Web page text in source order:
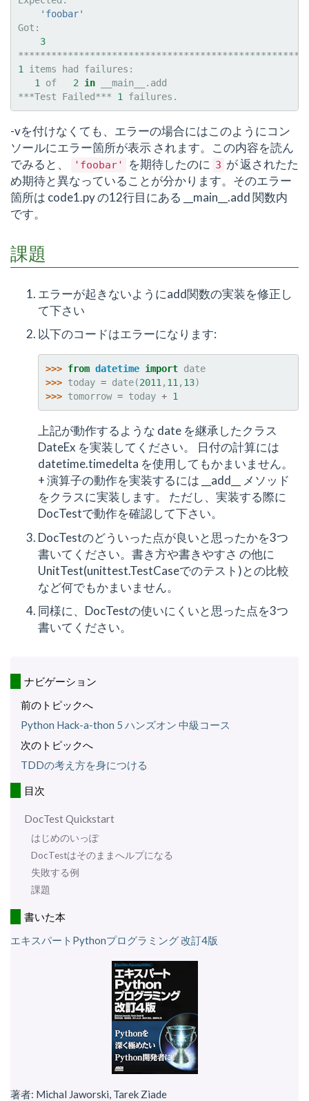
'foobar'
3
1 items had
1
of 2 in
__main__.add
***Test
Failed*** 1
-vを付けなくても、エラーの場合にはこのようにコン
ソールにエラー箇所が表示 されます。この内容を読ん
でみると、
'foobar' を期待したのに 3 が 返されたた
め期待と異なっていることが分かります。そのエラー
箇所は code1.py の12行目にある __main__.add 関数内
です。
課題
エラーが起きないようにadd関数の実装を修正し
て下さい
以下のコードはエラーになります:
>>> from datetime import date
>>> today = date(2011 , 11 , 13)
>>> tomorrow = today + 1
上記が動作するような date を継承したクラス
DateEx を実装してください。 日付の計算には
datetime.timedelta を使用してもかまいません。
+ 演算子の動作を実装するには __add__ メソッド
をクラスに実装します。 ただし、実装する際に
DocTestで動作を確認して下さい。
DocTestのどういった点が良いと思ったかを3つ
書いてください。書き方や書きやすさ の他に
UnitTest(unittest.TestCaseでのテスト)との比較
など何でもかまいません。
同様に、DocTestの使いにくいと思った点を3つ
書いてください。
ナビゲーション
前のトピックへ
Python Hack-a-thon 5 ハンズオン 中級コース
次のトピックへ
TDDの考え方を身につける
目次
DocTest Quickstart
はじめのいっぽ
DocTestはそのままへルプになる
失敗する例
課題
書いた本
エキスパートPythonプログラミング 改訂4版
著者: Michal Jaworski, Tarek Ziade